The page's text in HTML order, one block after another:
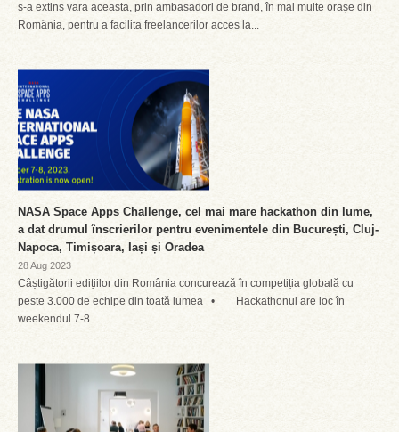
s-a extins vara aceasta, prin ambasadori de brand, în mai multe orașe din
România, pentru a facilita freelancerilor acces la...
NASA Space Apps Challenge, cel mai mare hackathon din lume,
a dat drumul înscrierilor pentru evenimentele din București, Cluj-
Napoca, Timișoara, Iași și Oradea
28 Aug 2023
Câștigătorii edițiilor din România concurează în competiția globală cu
peste 3.000 de echipe din toată lumea • Hackathonul are loc în
weekendul 7-8...